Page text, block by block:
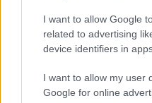
I want to allow Google
related to advertising
device identifiers in
I want to allow my user
Google for online